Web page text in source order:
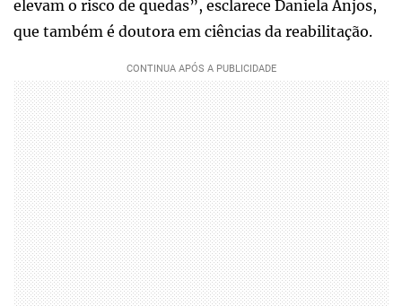
elevam o risco de quedas”, esclarece Daniela Anjos,
que também é doutora em ciências da reabilitação.